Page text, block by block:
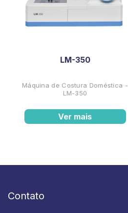
LM-350
Máquina de Costura Doméstica -
LM-350
Ver mais
Contato